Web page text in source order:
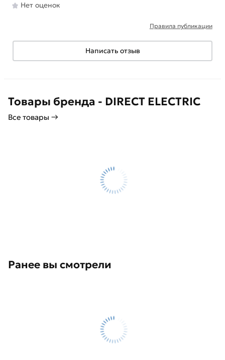
Нет оценок
Правила публикации
Написать отзыв
Товары бренда - DIRECT ELECTRIC
Все товары →
Ранее вы смотрели